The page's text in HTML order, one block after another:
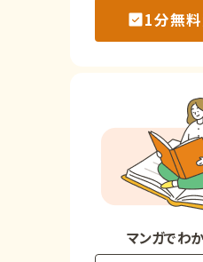
Q&A・相談事例
事務所について
1分無
マンガでわ